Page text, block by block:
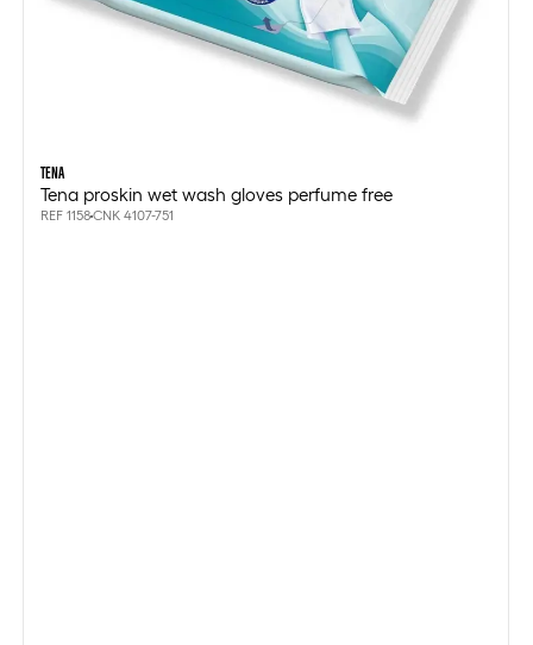
TENA
Tena proskin wet wash gloves perfume free
REF 1158CNK 4107-751